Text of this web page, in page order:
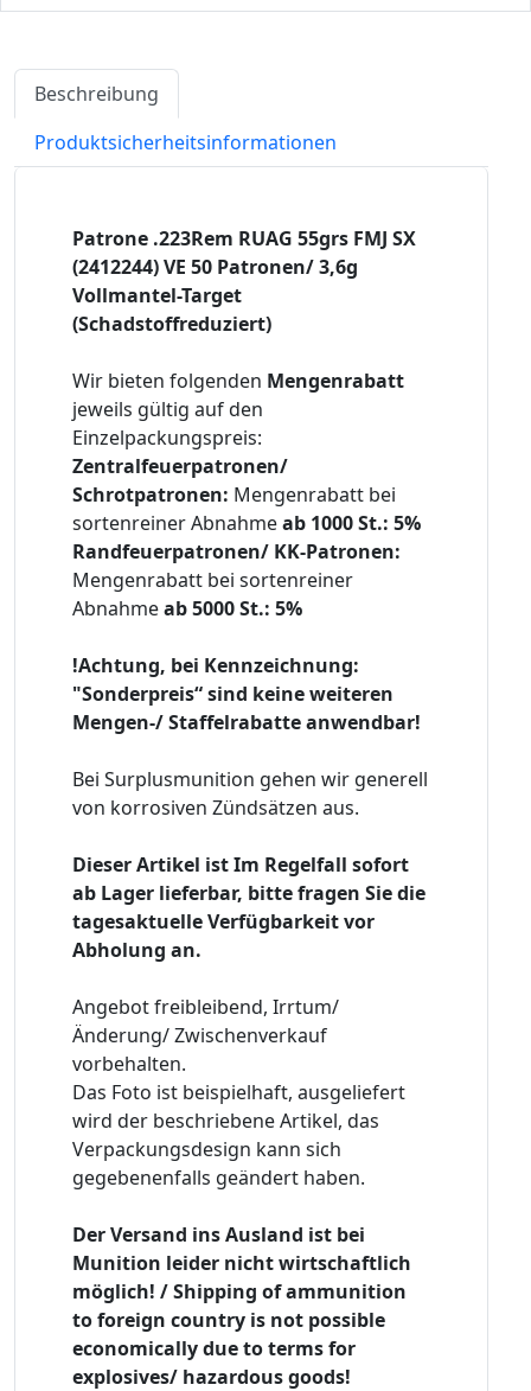
Beschreibung
Produktsicherheitsinformationen
Patrone .223Rem RUAG 55grs FMJ SX
(2412244) VE 50 Patronen/ 3,6g
Vollmantel-Target
(Schadstoffreduziert)
Wir bieten folgenden Mengenrabatt
jeweils gültig auf den
Einzelpackungspreis:
Zentralfeuerpatronen/
Schrotpatronen: Mengenrabatt bei
sortenreiner Abnahmeab 1000 St.: 5%
Randfeuerpatronen/ KK-Patronen:
Mengenrabatt bei sortenreiner
Abnahmeab 5000 St.: 5%
!Achtung, bei Kennzeichnung:
"Sonderpreis“ sind keine weiteren
Mengen-/ Staffelrabatte anwendbar!
Bei Surplusmunition gehen wir generell
von korrosiven Zündsätzen aus.
Dieser Artikel ist Im Regelfall sofort
ab Lager lieferbar, bitte fragen Sie die
tagesaktuelle Verfügbarkeit vor
Abholung an.
Angebot freibleibend, Irrtum/
Änderung/ Zwischenverkauf
vorbehalten.
Das Foto ist beispielhaft, ausgeliefert
wird der beschriebene Artikel, das
Verpackungsdesign kann sich
gegebenenfalls geändert haben.
Der Versand ins Ausland ist bei
Munition leider nicht wirtschaftlich
möglich! / Shipping of ammunition
to foreign country is not possible
economically due to terms for
explosives/ hazardous goods!